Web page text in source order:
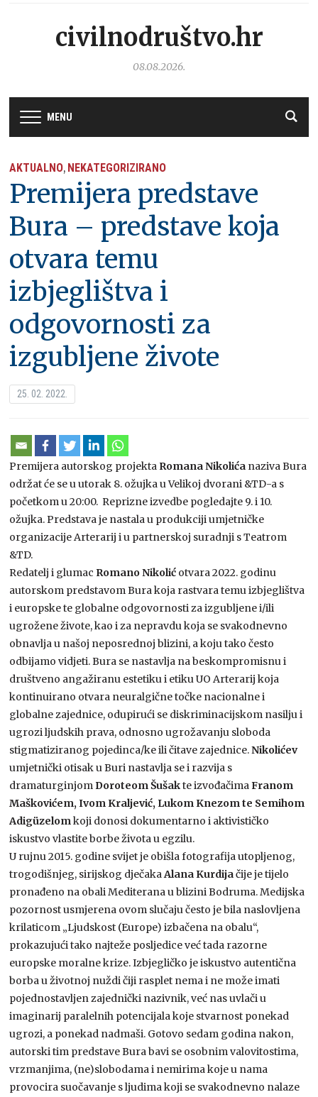
civilnodruštvo.hr
08.08.2026.
MENU
AKTUALNO, NEKATEGORIZIRANO
Premijera predstave
Bura – predstave koja
otvara temu
izbjeglištva i
odgovornosti za
izgubljene živote
25. 02. 2022.
Premijera autorskog projekta Romana Nikolića naziva Bura
održat će se u utorak 8. ožujka u Velikoj dvorani &TD-a s
početkom u 20:00. Reprizne izvedbe pogledajte 9. i 10.
ožujka. Predstava je nastala u produkciji umjetničke
organizacije Arterarij i u partnerskoj suradnji s Teatrom
&TD.
Redatelj i glumac Romano Nikolić otvara 2022. godinu
autorskom predstavom Bura koja rastvara temu izbjeglištva
i europske te globalne odgovornosti za izgubljene i/ili
ugrožene živote, kao i za nepravdu koja se svakodnevno
obnavlja u našoj neposrednoj blizini, a koju tako često
odbijamo vidjeti. Bura se nastavlja na beskompromisnu i
društveno angažiranu estetiku i etiku UO Arterarij koja
kontinuirano otvara neuralgične točke nacionalne i
globalne zajednice, odupirući se diskriminacijskom nasilju i
ugrozi ljudskih prava, odnosno ugrožavanju sloboda
stigmatiziranog pojedinca/ke ili čitave zajednice.Nikolićev
umjetnički otisak u Buri nastavlja se i razvija s
dramaturginjom Doroteom Šušakte izvođačimaFranom
Maškovićem, Ivom Kraljević, Lukom Knezom te Semihom
Adigüzelomkoji donosi dokumentarno i aktivističko
iskustvo vlastite borbe života u egzilu.
U rujnu 2015. godine svijet je obišla fotografija utopljenog,
trogodišnjeg, sirijskog dječakaAlana Kurdijačije je tijelo
pronađeno na obali Mediterana u blizini Bodruma. Medijska
pozornost usmjerena ovom slučaju često je bila naslovljena
krilaticom „Ljudskost (Europe) izbačena na obalu“,
prokazujući tako najteže posljedice već tada razorne
europske moralne krize. Izbjegličko je iskustvo autentična
borba u životnoj nuždi čiji rasplet nema i ne može imati
pojednostavljen zajednički nazivnik, već nas uvlači u
imaginarij paralelnih potencijala koje stvarnost ponekad
ugrozi, a ponekad nadmaši. Gotovo sedam godina nakon,
autorski tim predstave Bura bavi se osobnim valovitostima,
vrzmanjima, (ne)slobodama i nemirima koje u nama
provocira suočavanje s ljudima koji se svakodnevno nalaze